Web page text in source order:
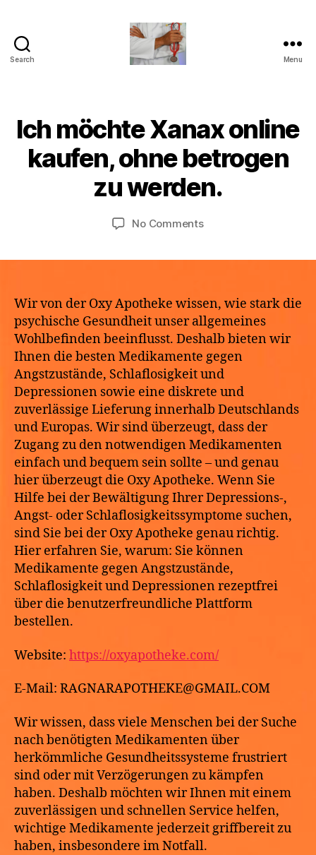
Search Menu
Categories
UIch möchte Xanax online
kaufen, ohne betrogen
zu werden.
B
y
a
p
t
M
a
y
2
2
2
No Commentson
kaufen,
ohne
betrogen
zu
werden.
Wir von der Oxy Apotheke wissen, wie stark die
psychische Gesundheit unser allgemeines
Wohlbefinden beeinflusst. Deshalb bieten wir
Ihnen die besten Medikamente gegen
Angstzustände, Schlaflosigkeit und
Depressionen sowie eine diskrete und
zuverlässige Lieferung innerhalb Deutschlands
und Europas. Wir sind überzeugt, dass der
Zugang zu den notwendigen Medikamenten
einfach und bequem sein sollte – und genau
hier überzeugt die Oxy Apotheke. Wenn Sie
Hilfe bei der Bewältigung Ihrer Depressions-,
Angst- oder Schlaflosigkeitssymptome suchen,
sind Sie bei der Oxy Apotheke genau richtig.
Hier erfahren Sie, warum: Sie können
Medikamente gegen Angstzustände,
Schlaflosigkeit und Depressionen rezeptfrei
über die benutzerfreundliche Plattform
bestellen.
Website: https://oxyapotheke.com/
E-Mail: RAGNARAPOTHEKE@GMAIL.COM
Wir wissen, dass viele Menschen bei der Suche
nach benötigten Medikamenten über
herkömmliche Gesundheitssysteme frustriert
sind oder mit Verzögerungen zu kämpfen
haben. Deshalb möchten wir Ihnen mit einem
zuverlässigen und schnellen Service helfen,
wichtige Medikamente jederzeit griffbereit zu
haben, insbesondere im Notfall.